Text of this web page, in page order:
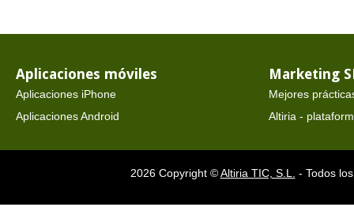
Aplicaciones móviles
Aplicaciones iPhone
Aplicaciones Android
Marketing
Mejores
Altiria -
2026 Copyright ©Altiria TIC, S.L. - Todos